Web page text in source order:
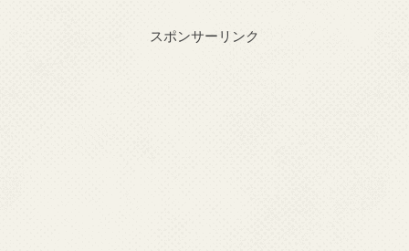
スポンサーリンク